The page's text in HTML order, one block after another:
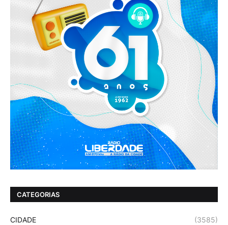
CATEGORIAS
CIDADE (3585)